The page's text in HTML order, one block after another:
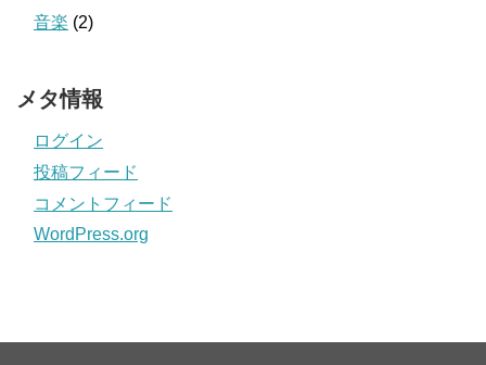
音楽 (2)
メタ情報
ログイン
投稿フィード
コメントフィード
WordPress.org